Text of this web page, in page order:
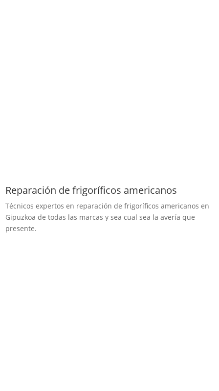
Reparación de frigoríficos americanos
Técnicos expertos en reparación de frigoríficos americanos en
Gipuzkoa de todas las marcas y sea cual sea la avería que
presente.